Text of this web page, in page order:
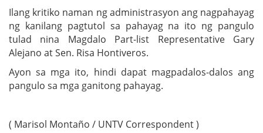
Ilang kritiko naman ng administrasyon ang nagpahayag
ng kanilang pagtutol sa pahayag na ito ng pangulo
tulad nina Magdalo Part-list Representative Gary
Alejano at Sen. Risa Hontiveros.
Ayon sa mga ito, hindi dapat magpadalos-dalos ang
pangulo sa mga ganitong pahayag.
( Marisol Montaño / UNTV Correspondent )